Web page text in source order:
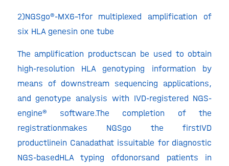
2)NGSgo®-MX6-1for multiplexed amplification of
six HLA genesin one tube
The amplification productscan be used to obtain
high-resolution HLA genotyping information by
means of downstream sequencing applications,
and genotype analysis with IVD-registered NGS-
engine® software.The completion of the
registrationmakes NGSgo the firstIVD
productlinein Canadathat issuitable for diagnostic
NGS-basedHLA typing ofdonorsand patients in